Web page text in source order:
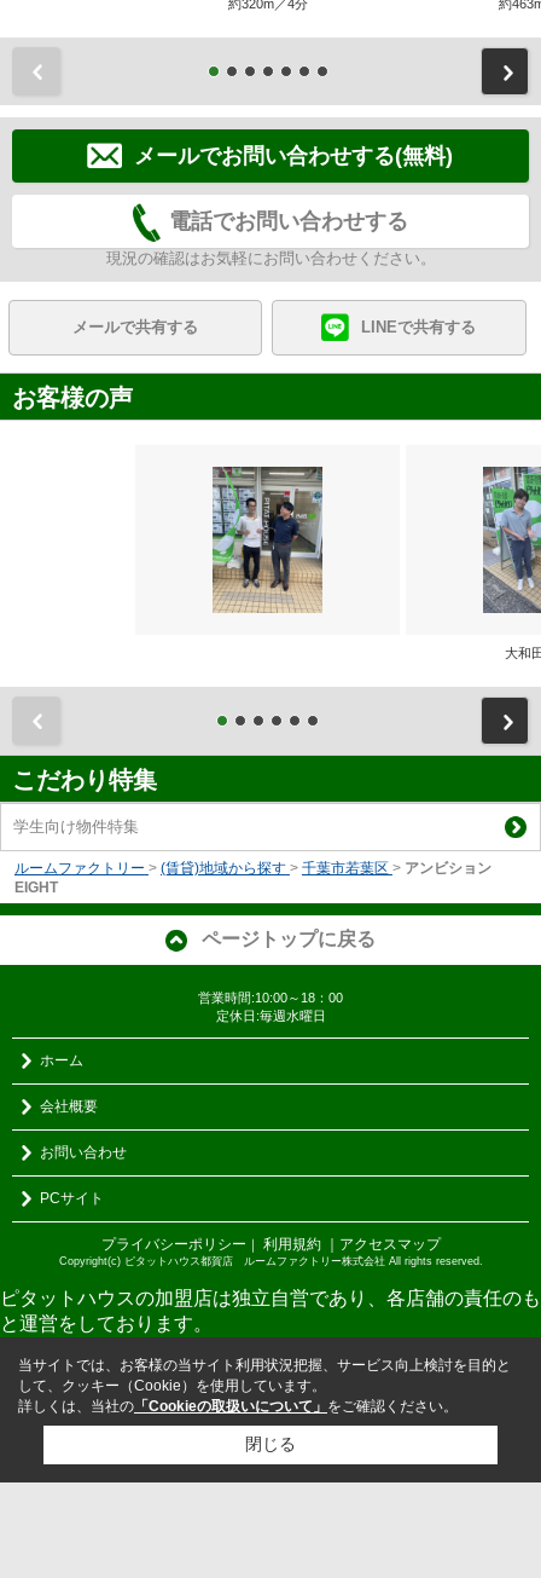
約320m／4分 約
メールでお問い合わせする(無料)
電話でお問い合わせする
現況の確認はお気軽にお問い合わせください。
メールで共有する LINEで共有する
お客様の声
大和
こだわり特集
学生向け物件特集
ルームファクトリー > (賃貸)地域から探す > 千葉市若葉区 > アンビション
EIGHT
ページトップに戻る
営業時間:10:00～18：00
定休日:毎週水曜日
ホーム
会社概要
お問い合わせ
PCサイト
プライバシーポリシー 利用規約 ｜アクセスマップ
Copyright(c) ピタットハウス都賀店 ルームファクトリー株式会社 All rights reserved.
ピタットハウスの加盟店は独立自営であり、各店舗の責任のも
と運営をしております。
当サイトでは、お客様の当サイト利用状況把握、サービス向上検討を目的と
して、クッキー（Cookie）を使用しています。
詳しくは、当社の 「Cookieの取扱いについて」 をご確認ください。
閉じる